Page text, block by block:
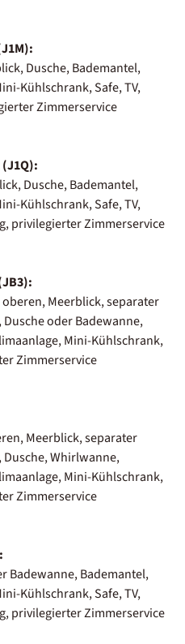
Dusche, Bademantel,
Kühlschrank, Safe, TV,
Zimmerservice
Dusche, Bademantel,
Kühlschrank, Safe, TV,
privilegierter Zimmerservice
Meerblick, separater
oder Badewanne,
Mini-Kühlschrank,
Zimmerservice
Meerblick, separater
Whirlwanne,
Mini-Kühlschrank,
Zimmerservice
Badewanne, Bademantel,
Kühlschrank, Safe, TV,
privilegierter Zimmerservice